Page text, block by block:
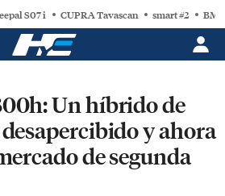
S07 i CUPRA Tavascan smart #2
Un híbrido de
y ahora
de segunda